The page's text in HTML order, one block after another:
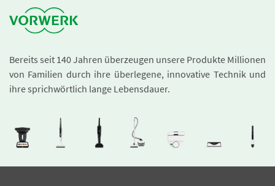
Bereits seit 140 Jahren überzeugen unsere Produkte Millionen
von Familien durch ihre überlegene, innovative Technik und
ihre sprichwörtlich lange Lebensdauer.